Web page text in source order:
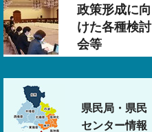
政策形成に向
けた各種検討
会等
県民局・県民
センター情報